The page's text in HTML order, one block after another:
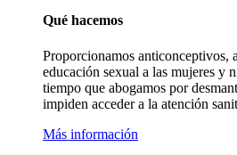
Qué hacemos
Proporcionamos anticonceptivos,
educación sexual a las mujeres y
tiempo que abogamos por
impiden acceder a la atención
Más información